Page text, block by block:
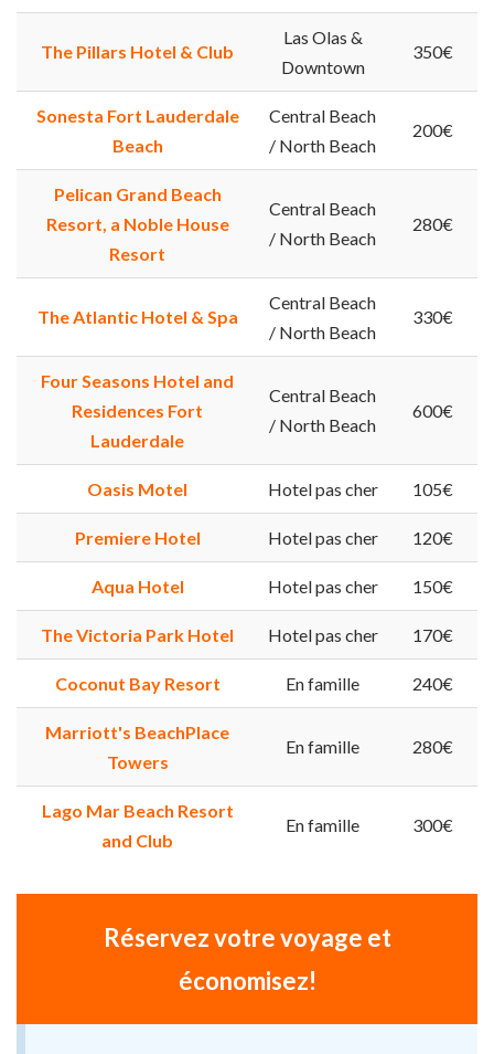
The Pillars Hotel & Club
Las Olas &
Downtown
350€
Sonesta Fort Lauderdale
Beach
Central Beach
/ North Beach
200€
Pelican Grand Beach
Resort, a Noble House
Resort
Central Beach
/ North Beach
280€
The Atlantic Hotel & Spa
Central Beach
/ North Beach
330€
Four Seasons Hotel and
Residences Fort
Lauderdale
Central Beach
/ North Beach
600€
Oasis Motel Hotel pas cher 105€
Premiere Hotel Hotel pas cher 120€
Aqua Hotel Hotel pas cher 150€
The Victoria Park Hotel Hotel pas cher 170€
Coconut Bay Resort En famille 240€
Marriott's BeachPlace
Towers
En famille 280€
Lago Mar Beach Resort
and Club
En famille 300€
Réservez votre voyage et
économisez!